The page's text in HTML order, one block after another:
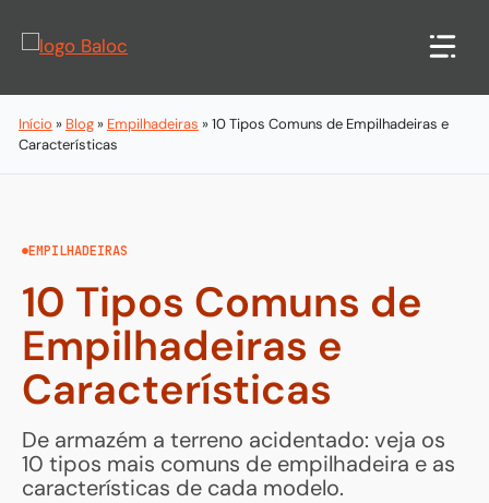
para
conteúdo
Início » Blog » Empilhadeiras »10 Tipos Comuns de Empilhadeiras e
Características
EMPILHADEIRAS
10 Tipos Comuns de
Empilhadeiras e
Características
De armazém a terreno acidentado: veja os
10 tipos mais comuns de empilhadeira e as
características de cada modelo.